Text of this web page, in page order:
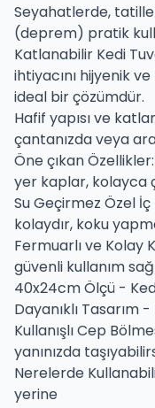
Seyahatlerde,
(deprem) pratik
Katlanabilir Kedi
ihtiyacını hijyenik
ideal bir çözümdür.
Hafif yapısı ve
çantanızda veya
Öne çıkan
yer kaplar, kolayca
Su Geçirmez Özel
kolaydır, koku
Fermuarlı ve Kolay
güvenli kullanım
40x24cm Ölçü -
Dayanıklı Tasarım
Kullanışlı Cep
yanınızda
Nerelerde
yerine